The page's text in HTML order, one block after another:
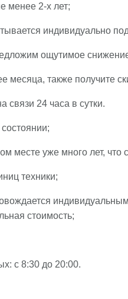
менее 2-х лет;
индивидуально
ощутимое
также получите
24 часа в сутки.
уже много лет, что
техники;
стоимость;
с 8:30 до 20:00.